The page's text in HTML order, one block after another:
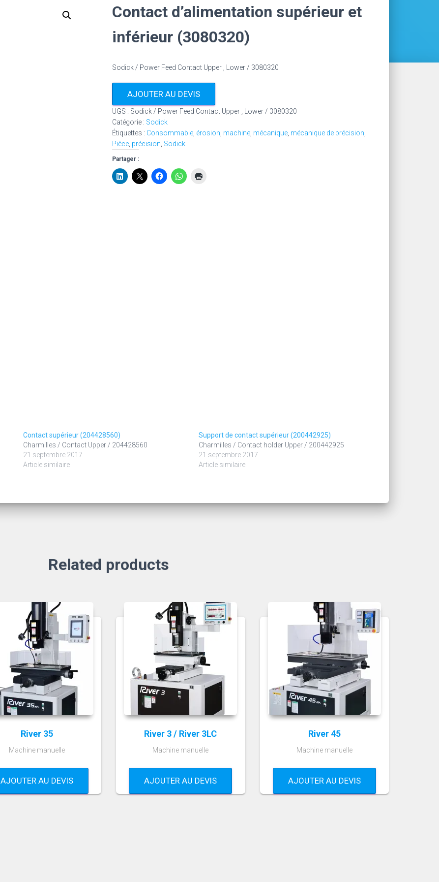
Contact d’alimentation supérieur et
inférieur (3080320)
Sodick / Power Feed Contact Upper , Lower / 3080320
AJOUTER AU DEVIS
UGS : Sodick / Power Feed Contact Upper , Lower / 3080320
Catégorie : Sodick
Étiquettes : Consommable érosion machine mécanique mécanique de précision
Pièce précision Sodick
Partager :
Contact supérieur (204428560)
Charmilles / Contact Upper / 204428560
21 septembre 2017
Article similaire
Support de contact supérieur (200442925)
Charmilles / Contact holder Upper / 200442925
21 septembre 2017
Article similaire
Related products
River 35
Machine manuelle
AJOUTER AU DEVIS
River 3 / River 3LC
Machine manuelle
AJOUTER AU DEVIS
River 45
Machine manuelle
AJOUTER AU DEVIS